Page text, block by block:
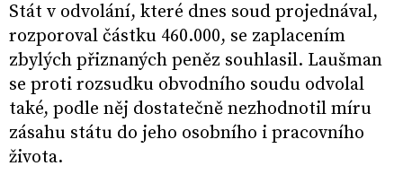
Stát v odvolání, které dnes soud projednával,
rozporoval částku 460.000, se zaplacením
zbylých přiznaných peněz souhlasil. Laušman
se proti rozsudku obvodního soudu odvolal
také, podle něj dostatečně nezhodnotil míru
zásahu státu do jeho osobního i pracovního
života.